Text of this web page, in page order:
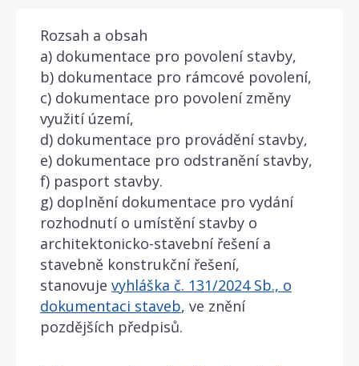
Rozsah a obsah
a) dokumentace pro povolení stavby,
b) dokumentace pro rámcové povolení,
c) dokumentace pro povolení změny
využití území,
d) dokumentace pro provádění stavby,
e) dokumentace pro odstranění stavby,
f) pasport stavby.
g) doplnění dokumentace pro vydání
rozhodnutí o umístění stavby o
architektonicko-stavební řešení a
stavebně konstrukční řešení,
stanovuje vyhláška č. 131/2024 Sb., o
dokumentaci staveb, ve znění
pozdějších předpisů.